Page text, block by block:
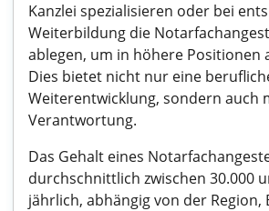
Kanzlei spezialisieren oder bei
Weiterbildung die
ablegen, um in höhere Positionen
Dies bietet nicht nur eine
Weiterentwicklung, sondern auch
Verantwortung.
Das Gehalt eines
durchschnittlich zwischen 30.000
jährlich, abhängig von der